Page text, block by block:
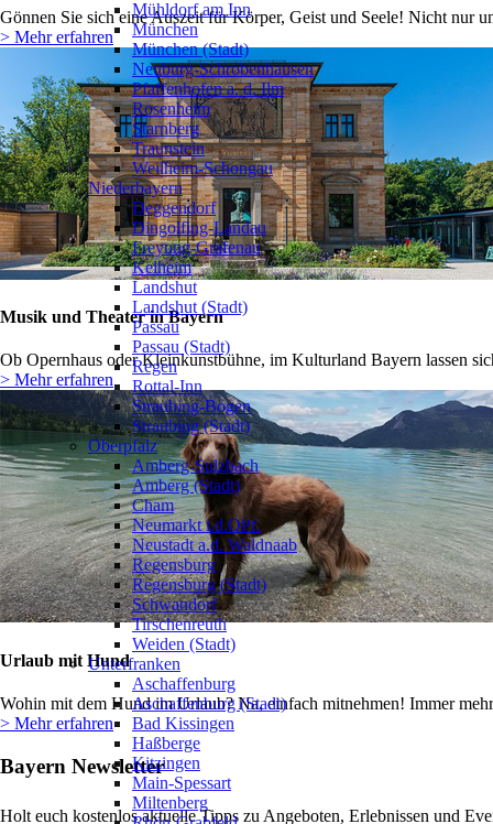
Gönnen Sie sich eine Auszeit für Körper, Geist und Seele! Nicht nur
> Mehr erfahren
Musik und Theater in Bayern
Ob Opernhaus oder Kleinkunstbühne, im Kulturland Bayern lassen
> Mehr erfahren
Urlaub mit Hund
Wohin mit dem Hund im Urlaub? Na, einfach mitnehmen! Immer
> Mehr erfahren
Bayern Newsletter
Holt euch kostenlos aktuelle Tipps zu Angeboten, Erlebnissen und
Mühldorf am Inn
München
München (Stadt)
Neuburg-Schrobenhausen
Pfaffenhofen a. d. Ilm
Rosenheim
Starnberg
Traunstein
Weilheim-Schongau
Niederbayern
Deggendorf
Dingolfing-Landau
Freyung-Grafenau
Kelheim
Landshut
Landshut (Stadt)
Passau
Passau (Stadt)
Regen
Rottal-Inn
Straubing-Bogen
Straubing (Stadt)
Oberpfalz
Amberg-Sulzbach
Amberg (Stadt)
Cham
Neumarkt i.d.OPf.
Neustadt a.d. Waldnaab
Regensburg
Regensburg (Stadt)
Schwandorf
Tirschenreuth
Weiden (Stadt)
Unterfranken
Aschaffenburg
Aschaffenburg (Stadt)
Bad Kissingen
Haßberge
Kitzingen
Main-Spessart
Miltenberg